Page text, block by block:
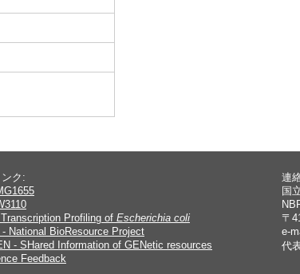
ク:
Transcription Profiling of Escherichia coli
- National BioResource Project
- SHared Information of GENetic resources
Feedback
連
国
〒
e-
代